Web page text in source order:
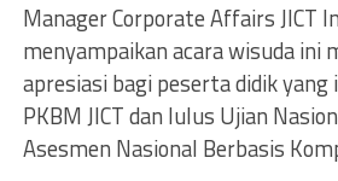
Manager Corporate Affairs JICT
menyampaikan acara wisuda ini
apresiasi bagi peserta didik
PKBM JICT dan lulus Ujian
Asesmen Nasional Berbasis